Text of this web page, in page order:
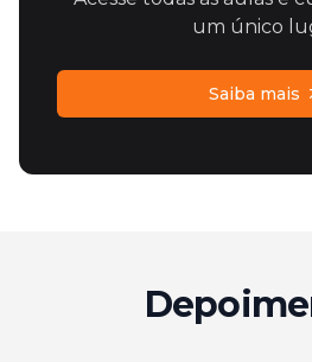
um único
Saiba mais